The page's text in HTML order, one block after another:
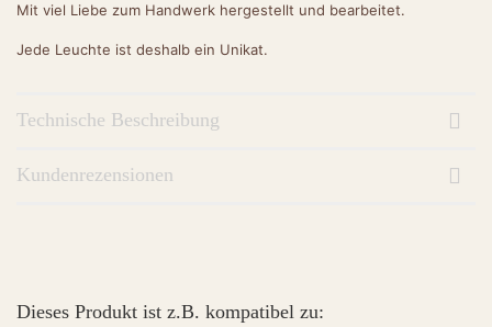
Mit viel Liebe zum Handwerk hergestellt und bearbeitet.
Jede Leuchte ist deshalb ein Unikat.
Technische Beschreibung
Kundenrezensionen
Dieses Produkt ist z.B. kompatibel zu: